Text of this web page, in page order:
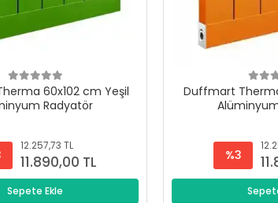
60x102 cm Yeşil
Radyatör
12.257,73 TL
11.890,00 TL
Sepete Ekle
Duffmart
%3